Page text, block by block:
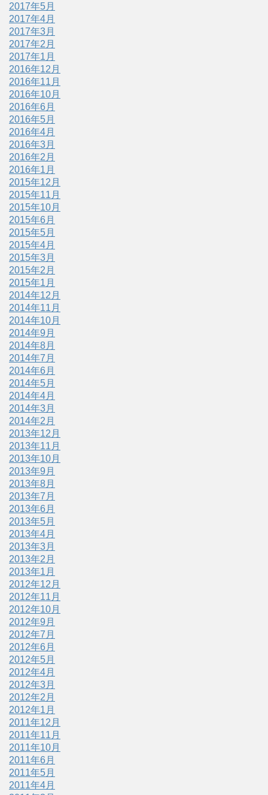
2017年5月
2017年4月
2017年3月
2017年2月
2017年1月
2016年12月
2016年11月
2016年10月
2016年6月
2016年5月
2016年4月
2016年3月
2016年2月
2016年1月
2015年12月
2015年11月
2015年10月
2015年6月
2015年5月
2015年4月
2015年3月
2015年2月
2015年1月
2014年12月
2014年11月
2014年10月
2014年9月
2014年8月
2014年7月
2014年6月
2014年5月
2014年4月
2014年3月
2014年2月
2013年12月
2013年11月
2013年10月
2013年9月
2013年8月
2013年7月
2013年6月
2013年5月
2013年4月
2013年3月
2013年2月
2013年1月
2012年12月
2012年11月
2012年10月
2012年9月
2012年7月
2012年6月
2012年5月
2012年4月
2012年3月
2012年2月
2012年1月
2011年12月
2011年11月
2011年10月
2011年6月
2011年5月
2011年4月